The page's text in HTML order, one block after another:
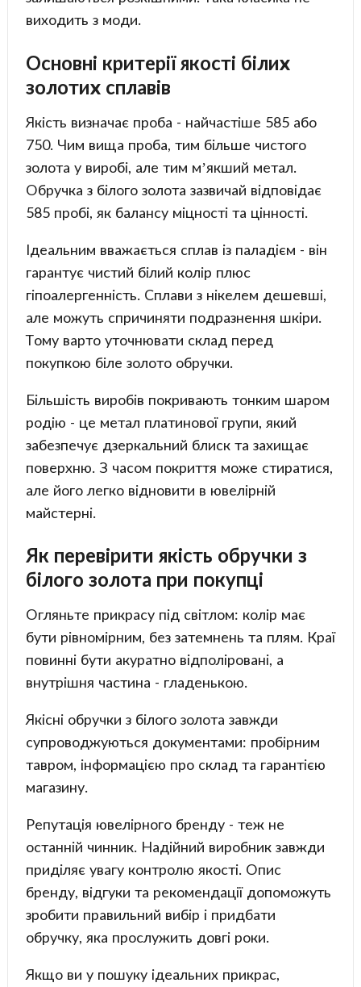
виходить з моди.
Основні критерії якості білих
золотих сплавів
Якість визначає проба - найчастіше 585 або
750. Чим вища проба, тим більше чистого
золота у виробі, але тим м’якший метал.
Обручка з білого золота зазвичай відповідає
585 пробі, як балансу міцності та цінності.
Ідеальним вважається сплав із паладієм - він
гарантує чистий білий колір плюс
гіпоалергенність. Сплави з нікелем дешевші,
але можуть спричиняти подразнення шкіри.
Тому варто уточнювати склад перед
покупкою біле золото обручки.
Більшість виробів покривають тонким шаром
родію - це метал платинової групи, який
забезпечує дзеркальний блиск та захищає
поверхню. З часом покриття може стиратися,
але його легко відновити в ювелірній
майстерні.
Як перевірити якість обручки з
білого золота при покупці
Огляньте прикрасу під світлом: колір має
бути рівномірним, без затемнень та плям. Краї
повинні бути акуратно відполіровані, а
внутрішня частина - гладенькою.
Якісні обручки з білого золота завжди
супроводжуються документами: пробірним
тавром, інформацією про склад та гарантією
магазину.
Репутація ювелірного бренду - теж не
останній чинник. Надійний виробник завжди
приділяє увагу контролю якості. Опис
бренду, відгуки та рекомендації допоможуть
зробити правильний вибір і придбати
обручку, яка прослужить довгі роки.
Якщо ви у пошуку ідеальних прикрас,